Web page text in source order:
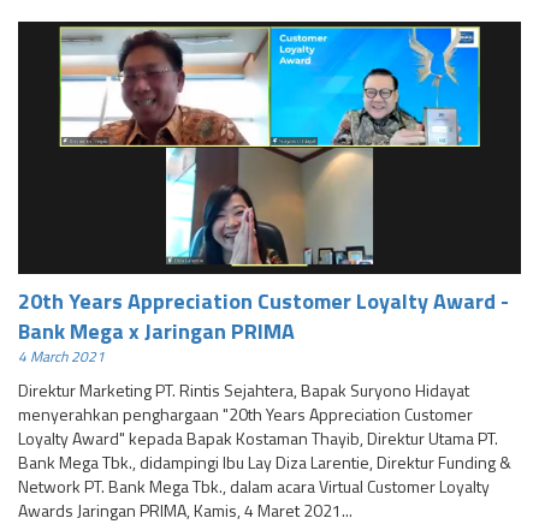
20th Years Appreciation Customer Loyalty Award -
Bank Mega x Jaringan PRIMA
4 March 2021
Direktur Marketing PT. Rintis Sejahtera, Bapak Suryono Hidayat
menyerahkan penghargaan "20th Years Appreciation Customer
Loyalty Award" kepada Bapak Kostaman Thayib, Direktur Utama PT.
Bank Mega Tbk., didampingi Ibu Lay Diza Larentie, Direktur Funding &
Network PT. Bank Mega Tbk., dalam acara Virtual Customer Loyalty
Awards Jaringan PRIMA, Kamis, 4 Maret 2021...